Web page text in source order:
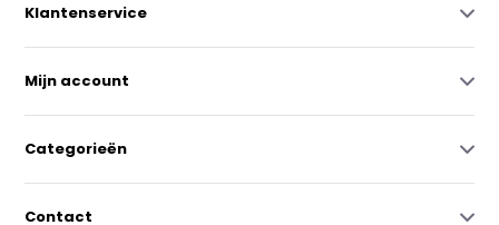
Klantenservice
Mijn account
Categorieën
Contact